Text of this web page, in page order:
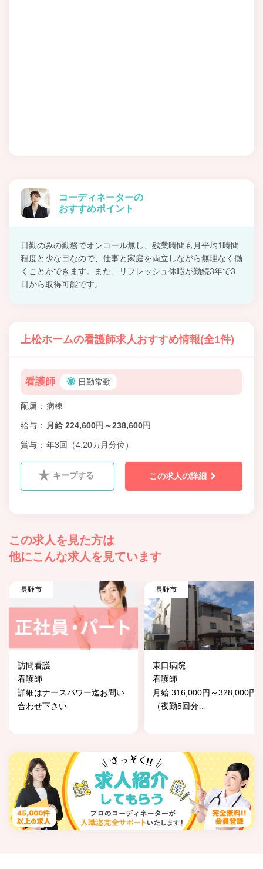
コーディネーターの
おすすめポイント
日勤のみの勤務でオンコール無し、残業時間も月平均1時間
程度と少な目なので、仕事と家庭を両立しながら無理なく働
くことができます。また、リフレッシュ休暇が勤続3年で3
日から取得可能です。
上松ホームの看護師求人おすすめ情報(全1件)
看護師 日勤常勤
配属 病棟
給与 月給 224,600円～238,600円
賞与 年3回（4.20カ月分位）
キープする この求人の詳細
この求人を見た方は
他にこんな求人を見ています
長野市
訪問看護
看護師
詳細はナースパワー迄お問い
合わせ下さい
長野市
東口病院
看護師
月給 316,000円～328,000円
（夜勤5回分